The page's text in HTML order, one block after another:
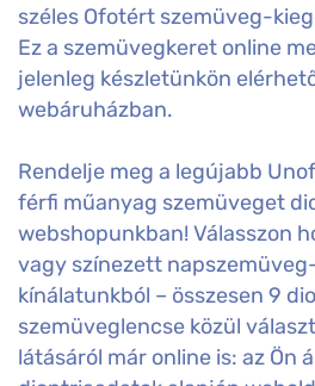
széles Ofotért szemüveg-
Ez a szemüvegkeret online
jelenleg készletünkön
webáruházban.
Rendelje meg a legújabb
férfi műanyag szemüveget
webshopunkban! Válasszon
vagy színezett
kínálatunkból – összesen 9
szemüveglencse közül
látásáról már online is: az Ön